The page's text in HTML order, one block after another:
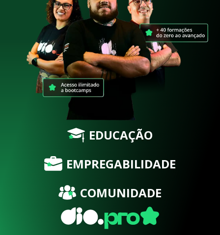
EDUCAÇÃO
EMPREGABILIDADE
COMUNIDADE